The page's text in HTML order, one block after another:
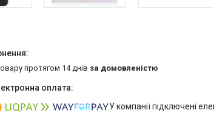
протягом 14 днів за домовленістю
У компанії підключені